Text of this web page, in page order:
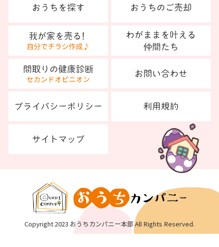
Copyright 2023 おうちカンパニー本部 All Rights Reserved.